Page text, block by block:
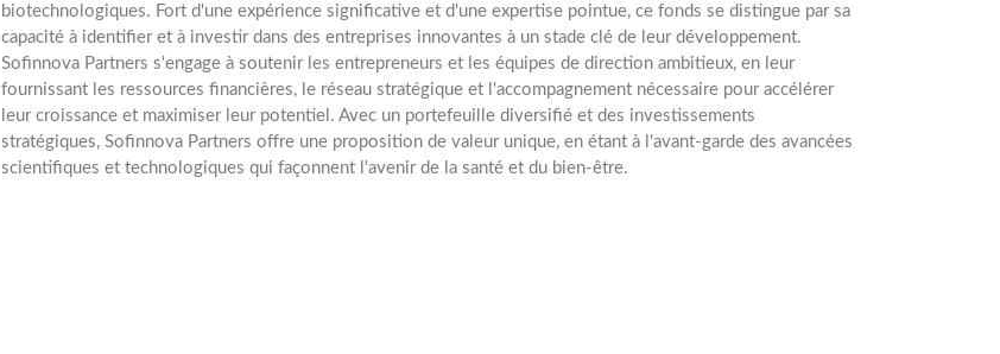
biotechnologiques. Fort d'une expérience significative et d'une expertise pointue, ce fonds se distingue par sa
capacité à identifier et à investir dans des entreprises innovantes à un stade clé de leur développement.
Sofinnova Partners s'engage à soutenir les entrepreneurs et les équipes de direction ambitieux, en leur
fournissant les ressources financières, le réseau stratégique et l'accompagnement nécessaire pour accélérer
leur croissance et maximiser leur potentiel. Avec un portefeuille diversifié et des investissements
stratégiques, Sofinnova Partners offre une proposition de valeur unique, en étant à l'avant-garde des avancées
scientifiques et technologiques qui façonnent l'avenir de la santé et du bien-être.